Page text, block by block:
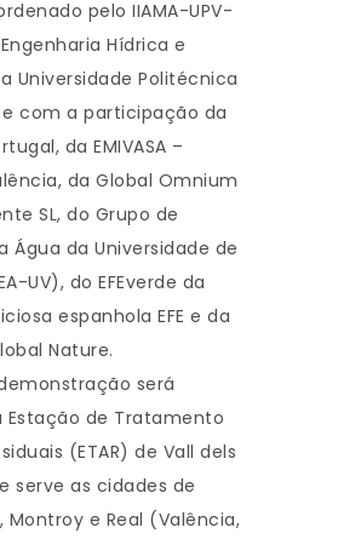
pelo IIAMA-UPV-
Hídrica e
Universidade Politécnica
com a participação da
da EMIVASA –
da Global Omnium
SL, do Grupo de
Água da Universidade de
UV), do EFEverde da
espanhola EFE e da
Nature.
será
Estação de Tratamento
(ETAR) de Vall dels
serve as cidades de
Montroy e Real (Valência,